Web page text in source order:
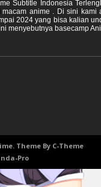
Subtitle Indonesia
anime . Di sini kami
2024 yang bisa kalian
menyebutnya basecamp
Theme By C-Theme
Pro